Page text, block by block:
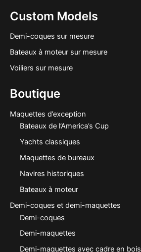
Custom Models
Demi-coques sur mesure
Bateaux à moteur sur mesure
Voiliers sur mesure
Boutique
Maquettes d’exception
Bateaux de l’America’s Cup
Yachts classiques
Maquettes de bureaux
Navires historiques
Bateaux à moteur
Demi-coques et demi-maquettes
Demi-coques
Demi-maquettes
Demi-maquettes avec cadre en bois